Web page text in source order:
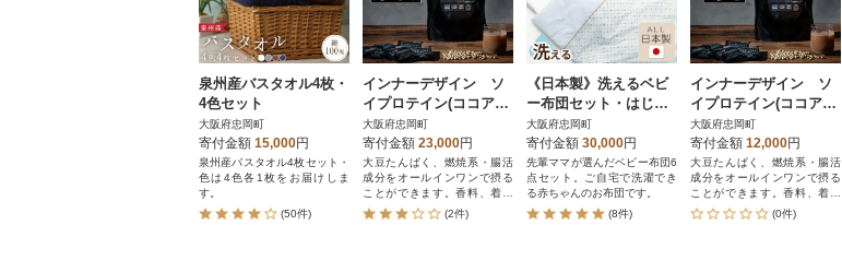
泉州産バスタオル4枚・
4色セット
大阪府忠岡町
寄付金額 15,000円
泉州産バスタオル4枚セット・
色は4色各1枚をお届けしま
す。
(50件)
インナーデザイン ソ
イプロテイン(ココア味)
720g(24g×15包×2袋)
大阪府忠岡町
寄付金額 23,000円
大豆たんぱく、燃焼系・腸活
成分をオールインワンで摂る
ことができます。香料、着色
料、人工甘味料不使用。
(2件)
《日本製》洗えるベビ
ー布団セット・はじめ
て6点セット(ブルー)
大阪府忠岡町
寄付金額 30,000円
先輩ママが選んだベビー布団6
点セット。ご自宅で洗濯でき
る赤ちゃんのお布団です。
(8件)
インナーデザイン ソ
イプロテイン(ココア味)
360g(24g×15包)
大阪府忠岡町
寄付金額 12,000円
大豆たんぱく、燃焼系・腸活
成分をオールインワンで摂る
ことができます。香料、着色
料、人工甘味料不使用。
(0件)